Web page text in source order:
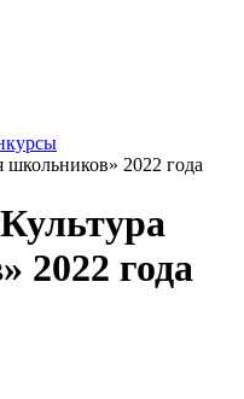
школьников» 2022 года
2022 года